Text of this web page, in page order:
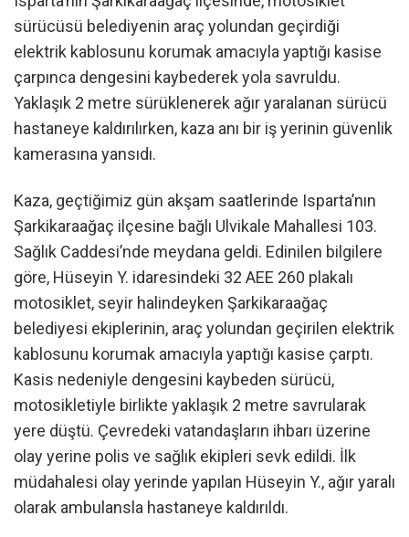
sürücüsü belediyenin araç yolundan geçirdiği
elektrik kablosunu korumak amacıyla yaptığı kasise
çarpınca dengesini kaybederek yola savruldu.
Yaklaşık 2 metre sürüklenerek ağır yaralanan sürücü
hastaneye kaldırılırken, kaza anı bir iş yerinin güvenlik
kamerasına yansıdı.
Kaza, geçtiğimiz gün akşam saatlerinde Isparta’nın
Şarkikaraağaç ilçesine bağlı Ulvikale Mahallesi 103.
Sağlık Caddesi’nde meydana geldi. Edinilen bilgilere
göre, Hüseyin Y. idaresindeki 32 AEE 260 plakalı
motosiklet, seyir halindeyken Şarkikaraağaç
belediyesi ekiplerinin, araç yolundan geçirilen elektrik
kablosunu korumak amacıyla yaptığı kasise çarptı.
Kasis nedeniyle dengesini kaybeden sürücü,
motosikletiyle birlikte yaklaşık 2 metre savrularak
yere düştü. Çevredeki vatandaşların ihbarı üzerine
olay yerine polis ve sağlık ekipleri sevk edildi. İlk
müdahalesi olay yerinde yapılan Hüseyin Y., ağır yaralı
olarak ambulansla hastaneye kaldırıldı.